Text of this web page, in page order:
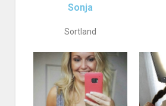
Sonja
Sortland